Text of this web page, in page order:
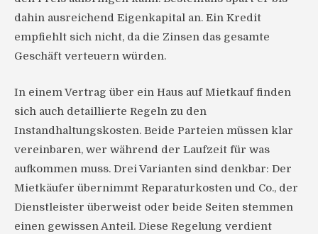
dahin ausreichend Eigenkapital an. Ein Kredit
empfiehlt sich nicht, da die Zinsen das gesamte
Geschäft verteuern würden.
In einem Vertrag über ein Haus auf Mietkauf finden
sich auch detaillierte Regeln zu den
Instandhaltungskosten. Beide Parteien müssen klar
vereinbaren, wer während der Laufzeit für was
aufkommen muss. Drei Varianten sind denkbar: Der
Mietkäufer übernimmt Reparaturkosten und Co., der
Dienstleister überweist oder beide Seiten stemmen
einen gewissen Anteil. Diese Regelung verdient